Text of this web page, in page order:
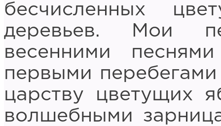
бесчисленных
деревьев. Мои
весенними
первыми
царству цветущих
волшебными